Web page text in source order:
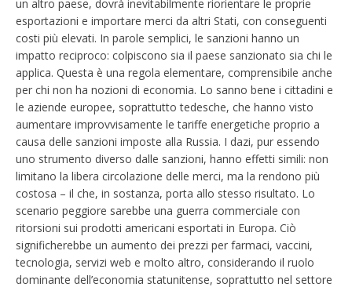
un altro paese, dovrà inevitabilmente riorientare le proprie
esportazioni e importare merci da altri Stati, con conseguenti
costi più elevati. In parole semplici, le sanzioni hanno un
impatto reciproco: colpiscono sia il paese sanzionato sia chi le
applica. Questa è una regola elementare, comprensibile anche
per chi non ha nozioni di economia. Lo sanno bene i cittadini e
le aziende europee, soprattutto tedesche, che hanno visto
aumentare improvvisamente le tariffe energetiche proprio a
causa delle sanzioni imposte alla Russia. I dazi, pur essendo
uno strumento diverso dalle sanzioni, hanno effetti simili: non
limitano la libera circolazione delle merci, ma la rendono più
costosa – il che, in sostanza, porta allo stesso risultato. Lo
scenario peggiore sarebbe una guerra commerciale con
ritorsioni sui prodotti americani esportati in Europa. Ciò
significherebbe un aumento dei prezzi per farmaci, vaccini,
tecnologia, servizi web e molto altro, considerando il ruolo
dominante dell’economia statunitense, soprattutto nel settore